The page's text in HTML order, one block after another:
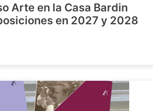
Arte en la Casa Bardin
en 2027 y 2028